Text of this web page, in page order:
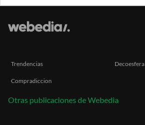
Trendencias Decoesfera
Compradiccion
Otras publicaciones de Webedia